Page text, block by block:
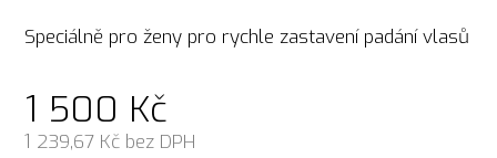
Speciálně pro ženy pro rychle zastavení padání vlasů
1 500 Kč
1 239,67 Kč bez DPH